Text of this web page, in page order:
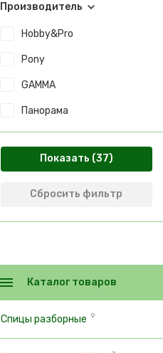
Производитель
Hobby&Pro
Pony
GAMMA
Панорама
Показать
Сбросить фильтр
Каталог товаров
Спицы разборные 9